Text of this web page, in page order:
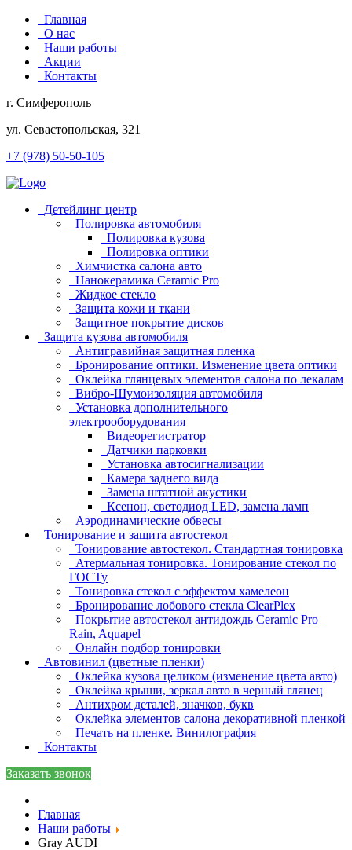
Главная
О нас
Наши работы
Акции
Контакты
г. Симферополь
ул. Севастопольская, 321
+7 (978) 50-50-105
Детейлинг центр
Полировка автомобиля
Полировка кузова
Полировка оптики
Химчистка салона авто
Нанокерамика Ceramic Pro
Жидкое стекло
Защита кожи и ткани
Защитное покрытие дисков
Защита кузова автомобиля
Антигравийная защитная пленка
Бронирование оптики. Изменение цвета оптики
Оклейка глянцевых элементов салона по лекалам
Вибро-Шумоизоляция автомобиля
Установка дополнительного
электрооборудования
Видеорегистратор
Датчики парковки
Установка автосигнализации
Камера заднего вида
Замена штатной акустики
Ксенон, светодиод LED, замена ламп
Аэродинамические обвесы
Тонирование и защита автостекол
Тонирование автостекол. Стандартная тонировка
Атермальная тонировка. Тонирование стекол по
ГОСТу
Тонировка стекол с эффектом хамелеон
Бронирование лобового стекла ClearPlex
Покрытие автостекол антидождь Ceramic Pro
Rain, Aquapel
Онлайн подбор тонировки
Автовинил (цветные пленки)
Оклейка кузова целиком (изменение цвета авто)
Оклейка крыши, зеркал авто в черный глянец
Антихром деталей, значков, букв
Оклейка элементов салона декоративной пленкой
Печать на пленке. Винилография
Контакты
Заказать звонок
Главная
Наши работы
Gray AUDI